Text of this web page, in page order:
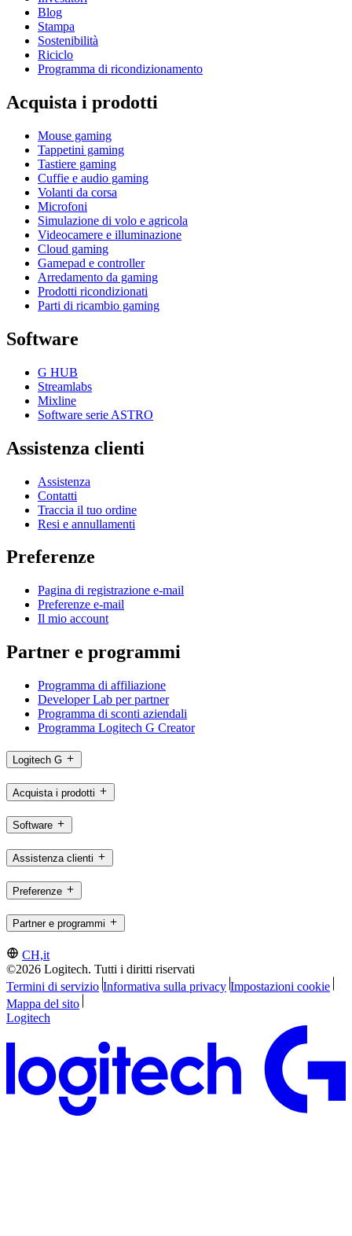
Blog
Stampa
Sostenibilità
Riciclo
Programma di ricondizionamento
Acquista i prodotti
Mouse gaming
Tappetini gaming
Tastiere gaming
Cuffie e audio gaming
Volanti da corsa
Microfoni
Simulazione di volo e agricola
Videocamere e illuminazione
Cloud gaming
Gamepad e controller
Arredamento da gaming
Prodotti ricondizionati
Parti di ricambio gaming
Software
G HUB
Streamlabs
Mixline
Software serie ASTRO
Assistenza clienti
Assistenza
Contatti
Traccia il tuo ordine
Resi e annullamenti
Preferenze
Pagina di registrazione e-mail
Preferenze e-mail
Il mio account
Partner e programmi
Programma di affiliazione
Developer Lab per partner
Programma di sconti aziendali
Programma Logitech G Creator
Logitech G
Acquista i prodotti
Software
Assistenza clienti
Preferenze
Partner e programmi
CH,it
©2026 Logitech. Tutti i diritti riservati
Termini di servizio Informativa sulla privacy Impostazioni cookie
Mappa del sito
Logitech